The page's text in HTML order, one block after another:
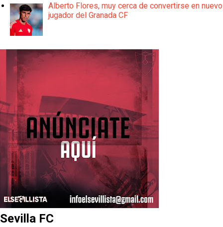
Alberto Flores, muy cerca de convertirse en nuevo
jugador del Granada CF
Sevilla FC